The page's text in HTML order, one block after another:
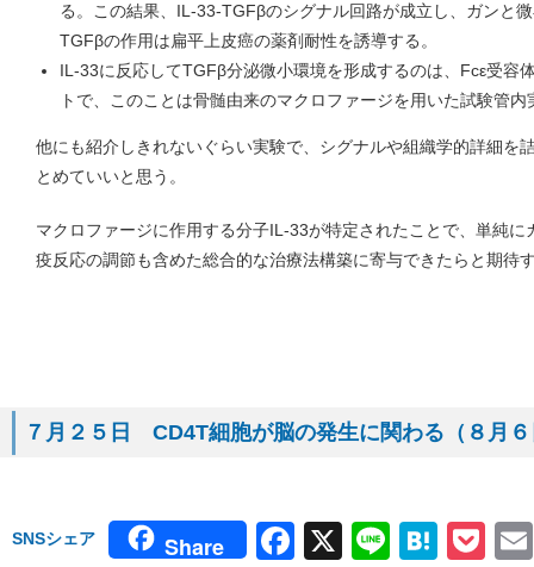
る。この結果、IL-33-TGFβのシグナル回路が成立し、ガンと
TGFβの作用は扁平上皮癌の薬剤耐性を誘導する。
IL-33に反応してTGFβ分泌微小環境を形成するのは、Fcε受容
トで、このことは骨髄由来のマクロファージを用いた試験管
他にも紹介しきれないぐらい実験で、シグナルや組織学的詳細を
とめていいと思う。
マクロファージに作用する分子IL-33が特定されたことで、単純
疫反応の調節も含めた総合的な治療法構築に寄与できたらと期待
７月２５日 CD4T細胞が脳の発生に関わる（８月
SNSシェア Share Facebook
X Line